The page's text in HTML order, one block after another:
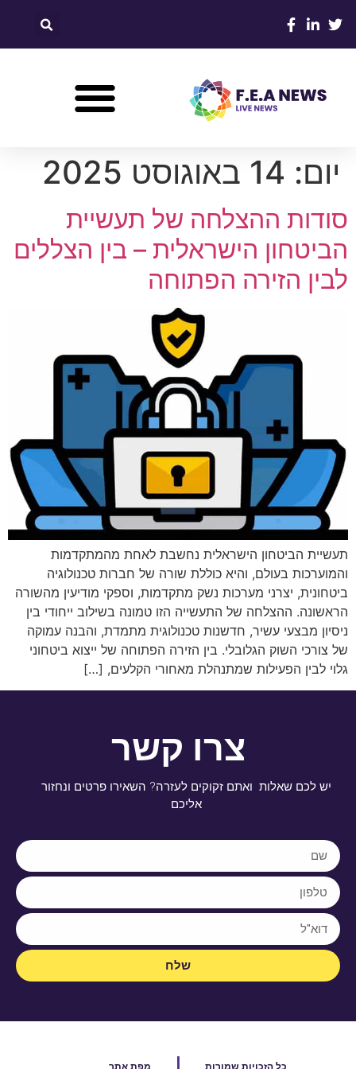
יום: 14 באוגוסט 2025
סודות ההצלחה של תעשיית
הביטחון הישראלית – בין הצללים
לבין הזירה הפתוחה
תעשיית הביטחון הישראלית נחשבת לאחת מהמתקדמות
והמוערכות בעולם, והיא כוללת שורה של חברות טכנולוגיה
ביטחונית, יצרני מערכות נשק מתקדמות, וספקי מודיעין מהשורה
הראשונה. ההצלחה של התעשייה הזו טמונה בשילוב ייחודי בין
ניסיון מבצעי עשיר, חדשנות טכנולוגית מתמדת, והבנה עמוקה
של צורכי השוק הגלובלי. בין הזירה הפתוחה של ייצוא ביטחוני
גלוי לבין הפעילות שמתנהלת מאחורי הקלעים, […]
צרו קשר
יש לכם שאלות ואתם זקוקים לעזרה? השאירו פרטים ונחזור
אליכם
שלח
כל הזכויות שמורות מפת אתר